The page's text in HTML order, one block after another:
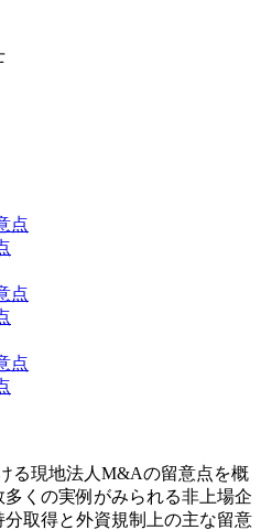
点
点
点
る現地法人M&Aの留意点を概
くの実例がみられる非上場企
取得と外資規制上の主な留意